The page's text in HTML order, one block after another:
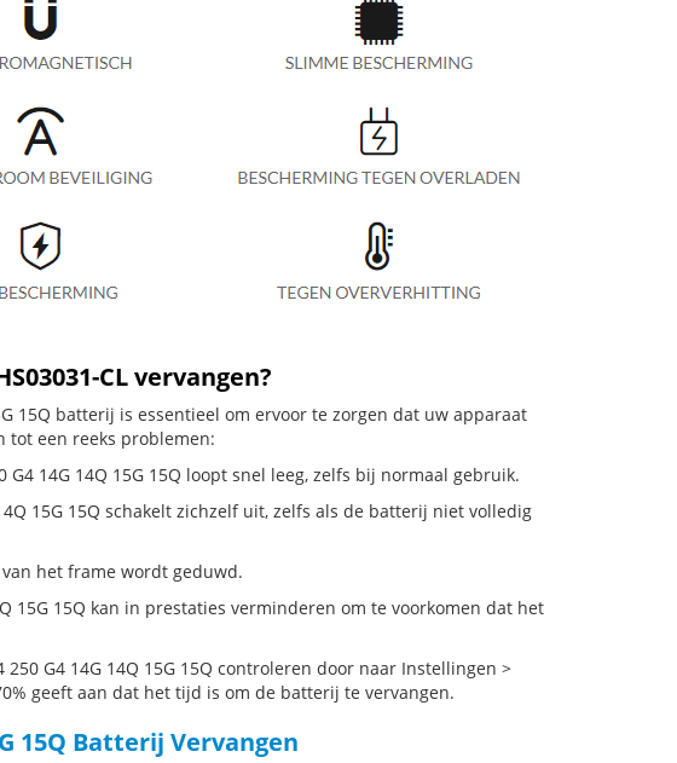
CL vervangen?
15Q batterij is essentieel om ervoor te zorgen dat uw apparaat
tot een reeks problemen:
14G 14Q 15G 15Q loopt snel leeg, zelfs bij normaal gebruik.
15G 15Q schakelt zichzelf uit, zelfs als de batterij niet volledig
het frame wordt geduwd.
15G 15Q kan in prestaties verminderen om te voorkomen dat het
G4 14G 14Q 15G 15Q controleren door naar Instellingen >
geeft aan dat het tijd is om de batterij te vervangen.
15Q Batterij Vervangen